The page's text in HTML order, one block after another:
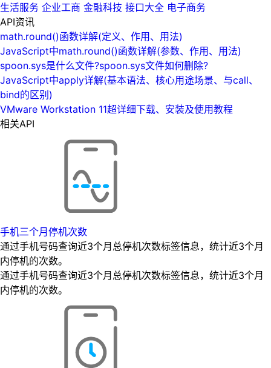
生活服务 企业工商 金融科技 接口大全 电子商务
API资讯
math.round()函数详解(定义、作用、用法)
JavaScript中math.round()函数详解(参数、作用、用法)
spoon.sys是什么文件?spoon.sys文件如何删除?
JavaScript中apply详解(基本语法、核心用途场景、与call、
bind的区别)
VMware Workstation 11超详细下载、安装及使用教程
相关API
手机三个月停机次数
通过手机号码查询近3个月总停机次数标签信息，统计近3个月
内停机的次数。
通过手机号码查询近3个月总停机次数标签信息，统计近3个月
内停机的次数。